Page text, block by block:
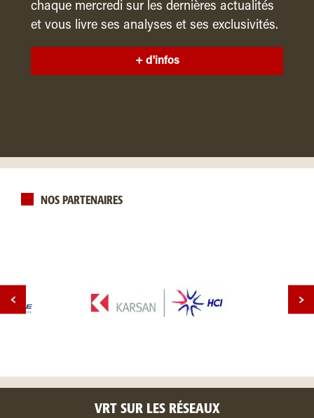
chaque mercredi sur les dernières actualités
et vous livre ses analyses et ses exclusivités.
+ d'infos
NOS PARTENAIRES
VRT SUR LES RÉSEAUX